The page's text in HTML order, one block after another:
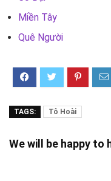
Miền Tây
Quê Người
TAGS: Tô Hoài
We will be happy to